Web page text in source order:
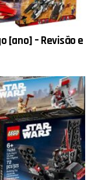
[ano] – Revisão e